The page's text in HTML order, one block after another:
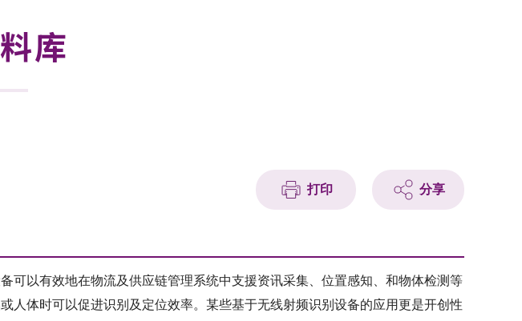
库
打印 分享
可以有效地在物流及供应链管理系统中支援资讯采集、位置感知、和物体检测等
人体时可以促进识别及定位效率。某些基于无线射频识别设备的应用更是开创性